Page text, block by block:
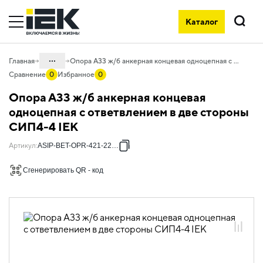
Каталог
Поиск
Главная ...
55.01 Типовые решения для
55.01.01.07 Анкерные концевые
Опора А33 ж/б анкерная концевая одноцепная с ответвлением в две стороны СИП4-4 IEK
Сравнение 0 Избранное 0
Опора А33 ж/б анкерная концевая
одноцепная с ответвлением в две стороны
СИП4-4 IEK
Артикул:ASIP-BET-OPR-421-22-07
Сгенерировать QR - код